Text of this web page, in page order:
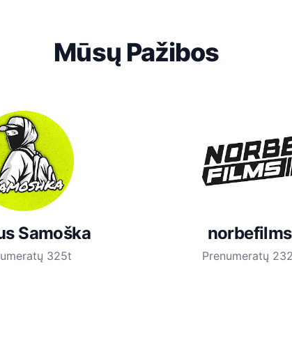
Mūsų Pažibos
Samoška
325t
norbefilms
Prenumeratų